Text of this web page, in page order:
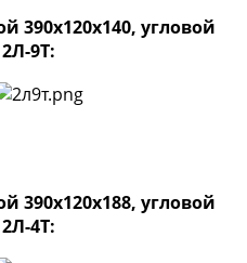
390х120х140, угловой
9Т:
390х120х188, угловой
4Т: